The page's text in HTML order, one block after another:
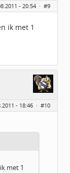
- 20:54 · #9
ik met 1
- 18:46 · #10
met 1